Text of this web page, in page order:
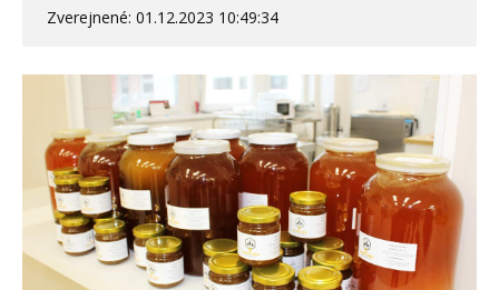
Zverejnené: 01.12.2023 10:49:34